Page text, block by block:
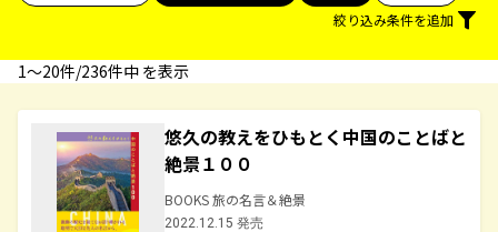
絞り込み条件を追加
1〜20件/236件中 を表示
悠久の教えをひもとく中国のことばと
絶景１００
BOOKS 旅の名言＆絶景
2022.12.15 発売